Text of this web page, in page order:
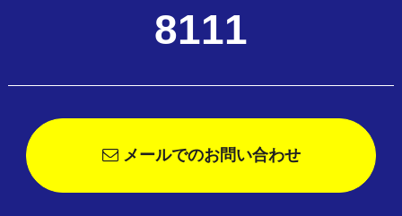
8111
メールでのお問い合わせ